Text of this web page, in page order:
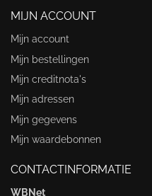
MIJN ACCOUNT
Mijn account
Mijn bestellingen
Mijn creditnota's
Mijn adressen
Mijn gegevens
Mijn waardebonnen
CONTACTINFORMATIE
WBNet